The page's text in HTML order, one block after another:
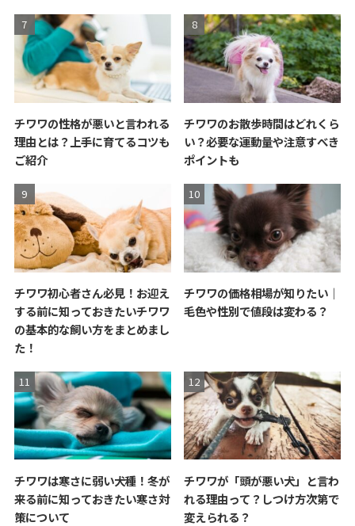
チワワの性格が悪いと言われる
理由とは？上手に育てるコツも
ご紹介
チワワのお散歩時間はどれくら
い？必要な運動量や注意すべき
ポイントも
チワワ初心者さん必見！お迎え
する前に知っておきたいチワワ
の基本的な飼い方をまとめまし
た！
チワワの価格相場が知りたい｜
毛色や性別で値段は変わる？
チワワは寒さに弱い犬種！冬が
来る前に知っておきたい寒さ対
策について
チワワが「頭が悪い犬」と言わ
れる理由って？しつけ方次第で
変えられる？